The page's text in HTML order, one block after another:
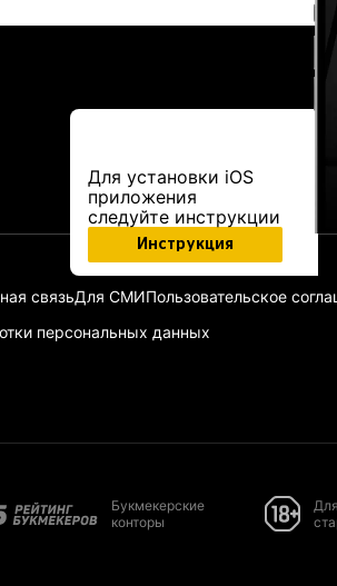
Для установки iOS
приложения
следуйте инструкции
Инструкция
связьДля СМИПользовательское
персональных данных
Букмекерские
конторы